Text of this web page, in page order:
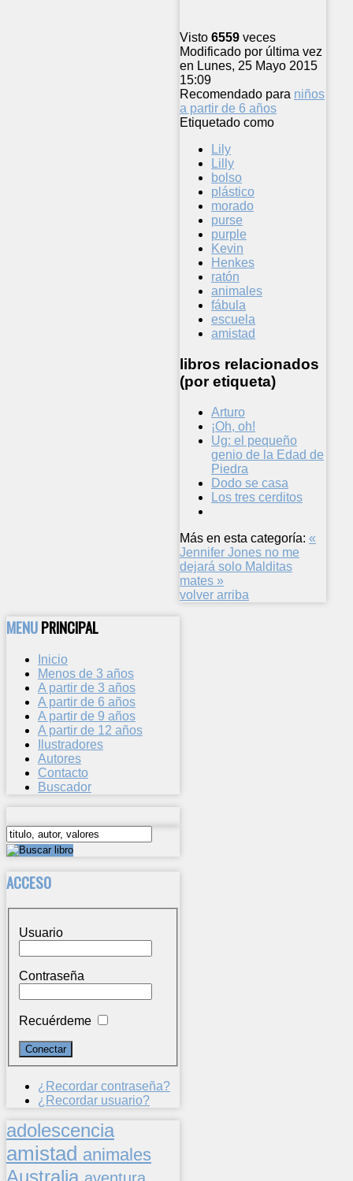
Visto 6559 veces
Modificado por última vez
en Lunes, 25 Mayo 2015
15:09
Recomendado para niños
a partir de 6 años
Etiquetado como
Lily
Lilly
bolso
plástico
morado
purse
purple
Kevin
Henkes
ratón
animales
fábula
escuela
amistad
libros relacionados
(por etiqueta)
Arturo
¡Oh, oh!
Ug: el pequeño
genio de la Edad de
Piedra
Dodo se casa
Los tres cerditos
Más en esta categoría: «
Jennifer Jones no me
dejará solo Malditas
mates »
volver arriba
MENUPRINCIPAL
Inicio
Menos de 3 años
A partir de 3 años
A partir de 6 años
A partir de 9 años
A partir de 12 años
Ilustradores
Autores
Contacto
Buscador
ACCESO
Usuario
Contraseña
Recuérdeme
¿Recordar contraseña?
¿Recordar usuario?
adolescencia
amistad animales